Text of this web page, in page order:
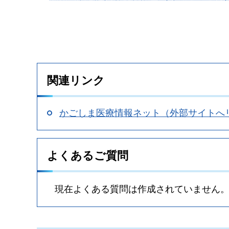
関連リンク
かごしま医療情報ネット（外部サイトへ
よくあるご質問
現在よくある質問は作成されていません。